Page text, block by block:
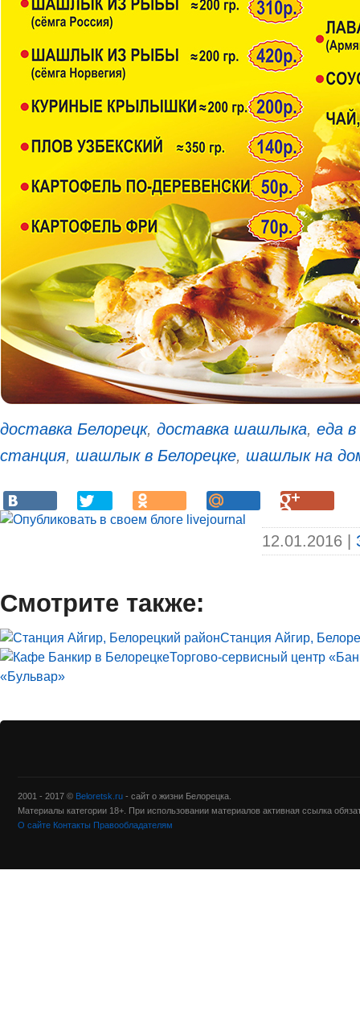
доставка Белорецк, доставка шашлыка, еда в
станция, шашлык в Белорецке, шашлык на
12.01.2016 |
Смотрите также:
Станция Айгир,
Торгово-сервисный центр
«Бульвар»
2001 - 2017 © Beloretsk.ru - сайт о жизни Белорецка.
Материалы категории 18+. При использовании материалов активная ссылка
О сайте Контакты Правообладателям